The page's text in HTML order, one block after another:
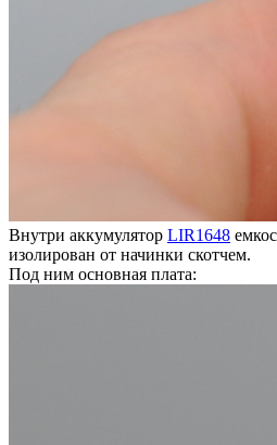
Внутри аккумулятор LIR1648
изолирован от начинки скотчем.
Под ним основная плата: